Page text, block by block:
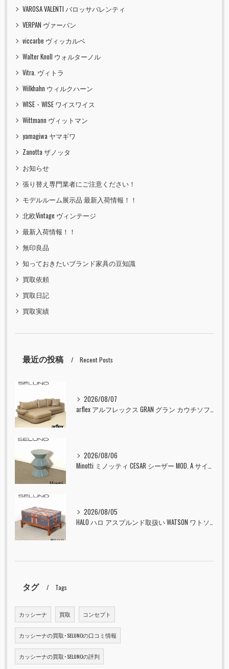
VAROSA VALENTI バロッサバレンティ
VERPAN ヴァーパン
viccarbe ヴィッカルベ
Walter Knoll ウォルターノル
Vitra. ヴィトラ
Wilkhahn ウィルクハーン
WISE・WISE ワイスワイス
Wittmann ヴィットマン
yamagiwa ヤマギワ
Zanotta ザノッタ
お知らせ
張り替え専門業者にご注意ください！
モデルルーム展示品 最新入荷情報！！
北欧Vintage ヴィンテージ
最新入荷情報！！
無印良品
知っておきたいブランド家具の豆知識
買取依頼
買取日記
買取実績
最近の投稿 Recent Posts
2026/08/07
arflex アルフレックス GRAN グラン カウチソファ 本革 入荷しました！！
2026/08/06
Minotti ミノッティ CESAR シーザー MOD. A サイドテーブル スツール セラドン 入荷しました！！
2026/08/05
HALO ハロ アスプルンド取扱い WATSON ワトソン ミディアム トランク & スタンド セット ユニオンジャック 入荷しました！！
タグ Tags
カッシーナ 買取 コンセプト
カッシーナの買取･SELUNOの口コミ情報
カッシーナの買取･SELUNOの評判